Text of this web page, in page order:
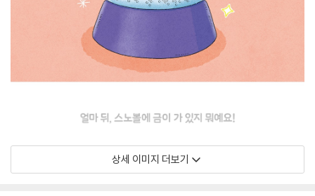
상세 이미지 더보기